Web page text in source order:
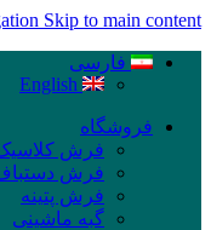
Skip to main content
فارسی
English
فروشگاه
فرش
فرش
فرش پتینه
گبه ماشینی